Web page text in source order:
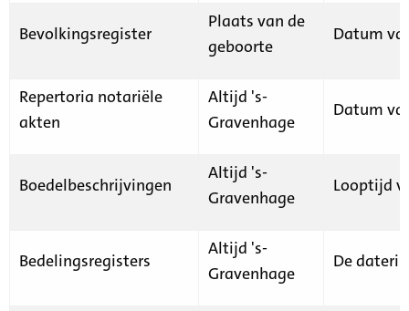
Bevolkingsregister
Plaats van de
geboorte
Datum
Repertoria notariële
akten
Altijd 's-
Gravenhage
Datum
Boedelbeschrijvingen
Altijd 's-
Gravenhage
Looptijd
Bedelingsregisters
Altijd 's-
Gravenhage
De